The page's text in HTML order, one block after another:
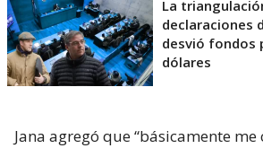
La
declaraciones
desvió fondos
dólares
Jana agregó que “básicamente